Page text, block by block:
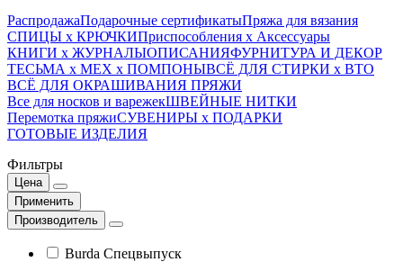
РаспродажаПодарочные сертификатыПряжа для вязания
СПИЦЫ х КРЮЧКИПриспособления х Аксессуары
КНИГИ х ЖУРНАЛЫОПИСАНИЯФУРНИТУРА И ДЕКОР
ТЕСЬМА х МЕХ х ПОМПОНЫВСЁ ДЛЯ СТИРКИ х ВТО
ВСЁ ДЛЯ ОКРАШИВАНИЯ ПРЯЖИ
Все для носков и варежекШВЕЙНЫЕ НИТКИ
Перемотка пряжиСУВЕНИРЫ х ПОДАРКИ
ГОТОВЫЕ ИЗДЕЛИЯ
Фильтры
Цена
Применить
Производитель
Burda Спецвыпуск